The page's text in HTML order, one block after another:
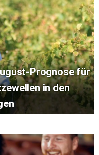
Prognose für
in den